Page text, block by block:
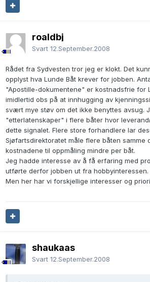
roaldbj
Svart 12.September.2008
Rådet fra Sydvesten tror jeg er klokt. Det
opplyst hva Lunde Båt krever for jobben.
"Apostille-dokumentene" er kostnadsfrie for
imidlertid obs på at innhugging av
svært mye støv om det ikke benyttes avsug.
"etterlatenskaper" i flere båter hvor
dette signalet. Flere store forhandlere lar
Sjøfartsdirektoratet måle flere båten samme
kostnadene til oppmåling mindre per båt.
Jeg hadde interesse av å få erfaring med
utførte derfor jobben ut fra hobbyinteressen.
Men her har vi forskjellige interesser og
shaukaas
Svart 12.September.2008